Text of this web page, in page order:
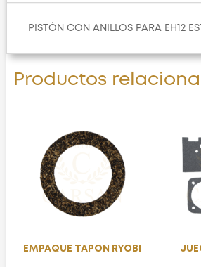
PISTÓN CON ANILLOS PARA EH12
Productos
EMPAQUE TAPON RYOBI